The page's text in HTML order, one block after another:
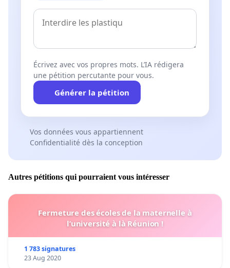
Écrivez avec vos propres mots. L’IA rédigera
une pétition percutante pour vous.
Générer la pétition
Vos données vous appartiennent
Confidentialité dès la conception
Autres pétitions qui pourraient vous intéresser
Fermeture des écoles de la maternelle à
l’université à là Réunion !
1 783 signatures
23 Aug 2020